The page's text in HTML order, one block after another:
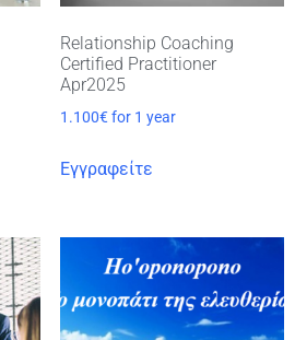
Relationship Coaching
Certified Practitioner
Apr2025
1.100€ for 1 year
Εγγραφείτε